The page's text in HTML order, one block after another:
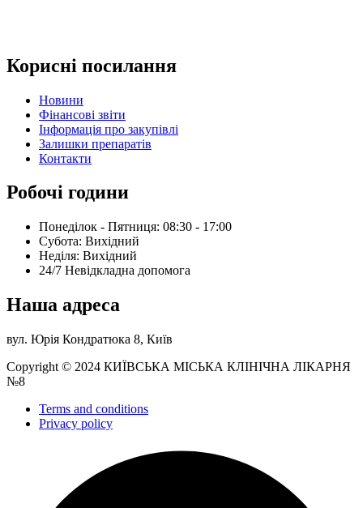
Корисні посилання
Новини
Фінансові звіти
Інформація про закупівлі
Залишки препаратів
Контакти
Робочі години
Понеділок - Пятниця: 08:30 - 17:00
Субота: Вихідний
Нeділя: Вихідний
24/7 Невідкладна допомога
Наша адреса
вул. Юрія Кондратюка 8, Київ
Copyright © 2024 КИЇВСЬКА МІСЬКА КЛІНІЧНА ЛІКАРНЯ
№8
Terms and conditions
Privacy policy